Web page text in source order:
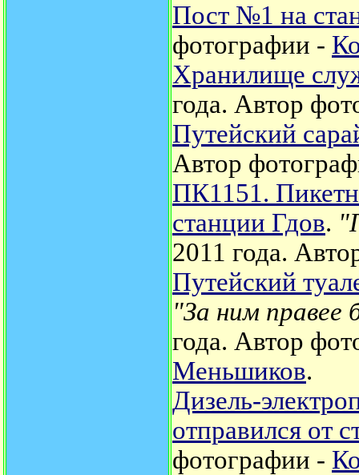
Пост №1 на
фотографии -
Хранилище
года. Автор
Путейский
Автор
ПК1151.
станции Гдов.
2011 года.
Путейский
"За ним правее
года. Автор
Меньшиков.
Дизель-
отправился от
фотографии -